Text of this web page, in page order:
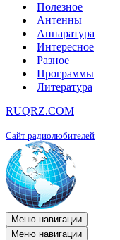
Полезное
Антенны
Аппаратура
Интересное
Разное
Программы
Литература
RUQRZ.COM
Сайт радиолюбителей
Меню навигации
Меню навигации